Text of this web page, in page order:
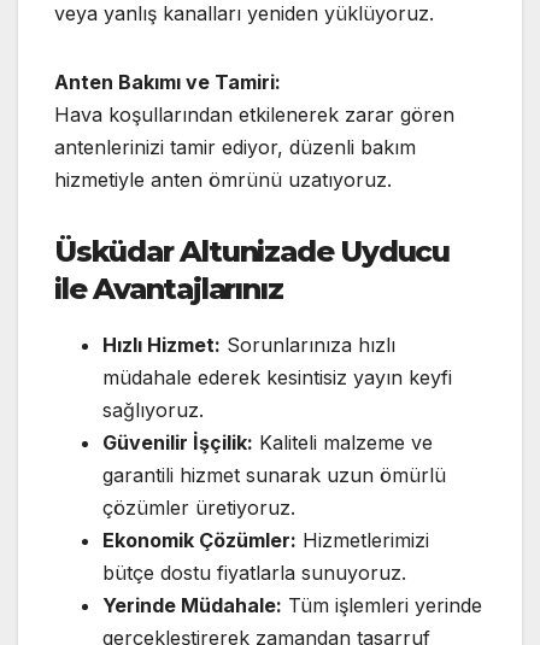
veya yanlış kanalları yeniden yüklüyoruz.
Anten Bakımı ve Tamiri:
Hava koşullarından etkilenerek zarar gören
antenlerinizi tamir ediyor, düzenli bakım
hizmetiyle anten ömrünü uzatıyoruz.
Üsküdar Altunizade Uyducu
ile Avantajlarınız
Hızlı Hizmet: Sorunlarınıza hızlı
müdahale ederek kesintisiz yayın keyfi
sağlıyoruz.
Güvenilir İşçilik: Kaliteli malzeme ve
garantili hizmet sunarak uzun ömürlü
çözümler üretiyoruz.
Ekonomik Çözümler: Hizmetlerimizi
bütçe dostu fiyatlarla sunuyoruz.
Yerinde Müdahale: Tüm işlemleri yerinde
gerçekleştirerek zamandan tasarruf